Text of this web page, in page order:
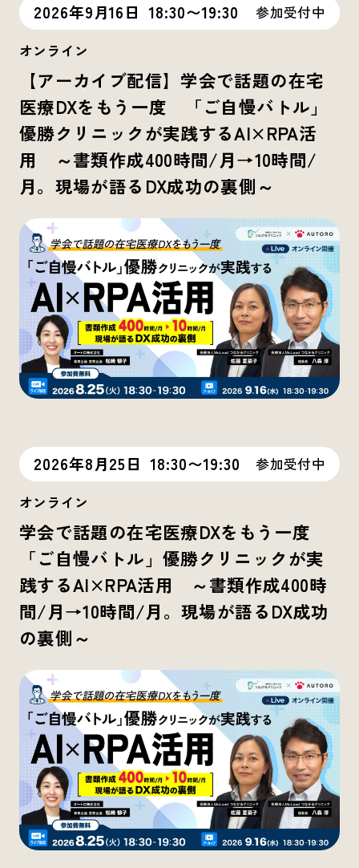
2026年9月16日 18:30〜19:30 参加受付中
オンライン
【アーカイブ配信】学会で話題の在宅
医療DXをもう一度 「ご自慢バトル」
優勝クリニックが実践するAI×RPA活
用 ～書類作成400時間/月→10時間/
月。現場が語るDX成功の裏側～
2026年8月25日 18:30〜19:30 参加受付中
オンライン
学会で話題の在宅医療DXをもう一度
「ご自慢バトル」優勝クリニックが実
践するAI×RPA活用 ～書類作成400時
間/月→10時間/月。現場が語るDX成功
の裏側～